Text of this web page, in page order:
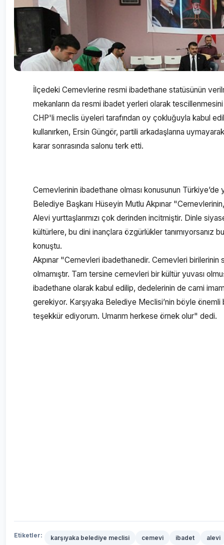
İlçedeki Cemevlerine resmi ibadethane statüsünün
mekanların da resmi ibadet yerleri olarak
CHP'li meclis üyeleri tarafından oy çokluğuyla kabul
kullanırken, Ersin Güngör, partili arkadaşlarına
karar sonrasında salonu terk etti.
Cemevlerinin ibadethane olması konusunun Türkiye’de
Belediye Başkanı Hüseyin Mutlu Akpınar
Alevi yurttaşlarımızı çok derinden incitmiştir. Dinle
kültürlere, bu dini inançlara özgürlükler tanımıyorsanız
konuştu.
Akpınar "Cemevleri ibadethanedir. Cemevleri
olmamıştır. Tam tersine cemevleri bir kültür yuvası
ibadethane olarak kabul edilip, dedelerinin de cami
gerekiyor. Karşıyaka Belediye Meclisi’nin böyle önemli
teşekkür ediyorum. Umarım herkese örnek olur" dedi.
Etiketler: karşıyaka belediye meclisi cemevi ibadet alevi